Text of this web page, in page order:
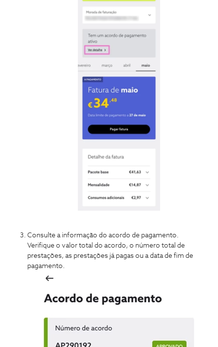
Consulte a informação do acordo de pagamento.
Verifique o valor total do acordo, o número total de
prestações, as prestações já pagas ou a data de fim de
pagamento.